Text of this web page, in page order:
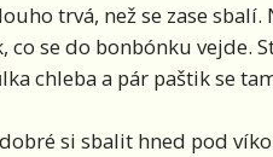
trvá, než se zase sbalí.
se do bonbónku vejde.
chleba a pár paštik se
si sbalit hned pod